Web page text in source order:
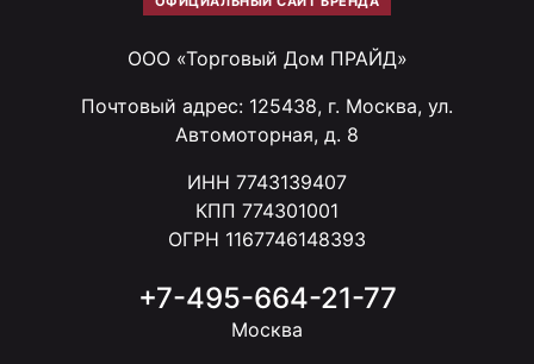
ООО «Торговый Дом ПРАЙД»
Почтовый адрес: 125438, г. Москва, ул.
Автомоторная, д. 8
ИНН 7743139407
КПП 774301001
ОГРН 1167746148393
+7-495-664-21-77
Москва